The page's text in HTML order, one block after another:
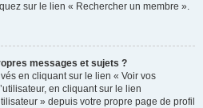
sur le lien « Rechercher un membre ».
messages et sujets ?
en cliquant sur le lien « Voir vos
en cliquant sur le lien
» depuis votre propre page de profil